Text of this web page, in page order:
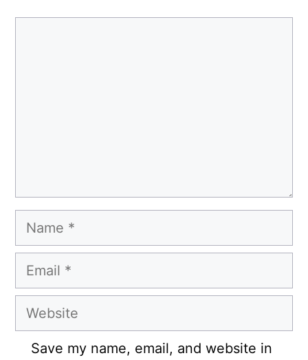
Name
Email
Website
Save my name, email, and website in